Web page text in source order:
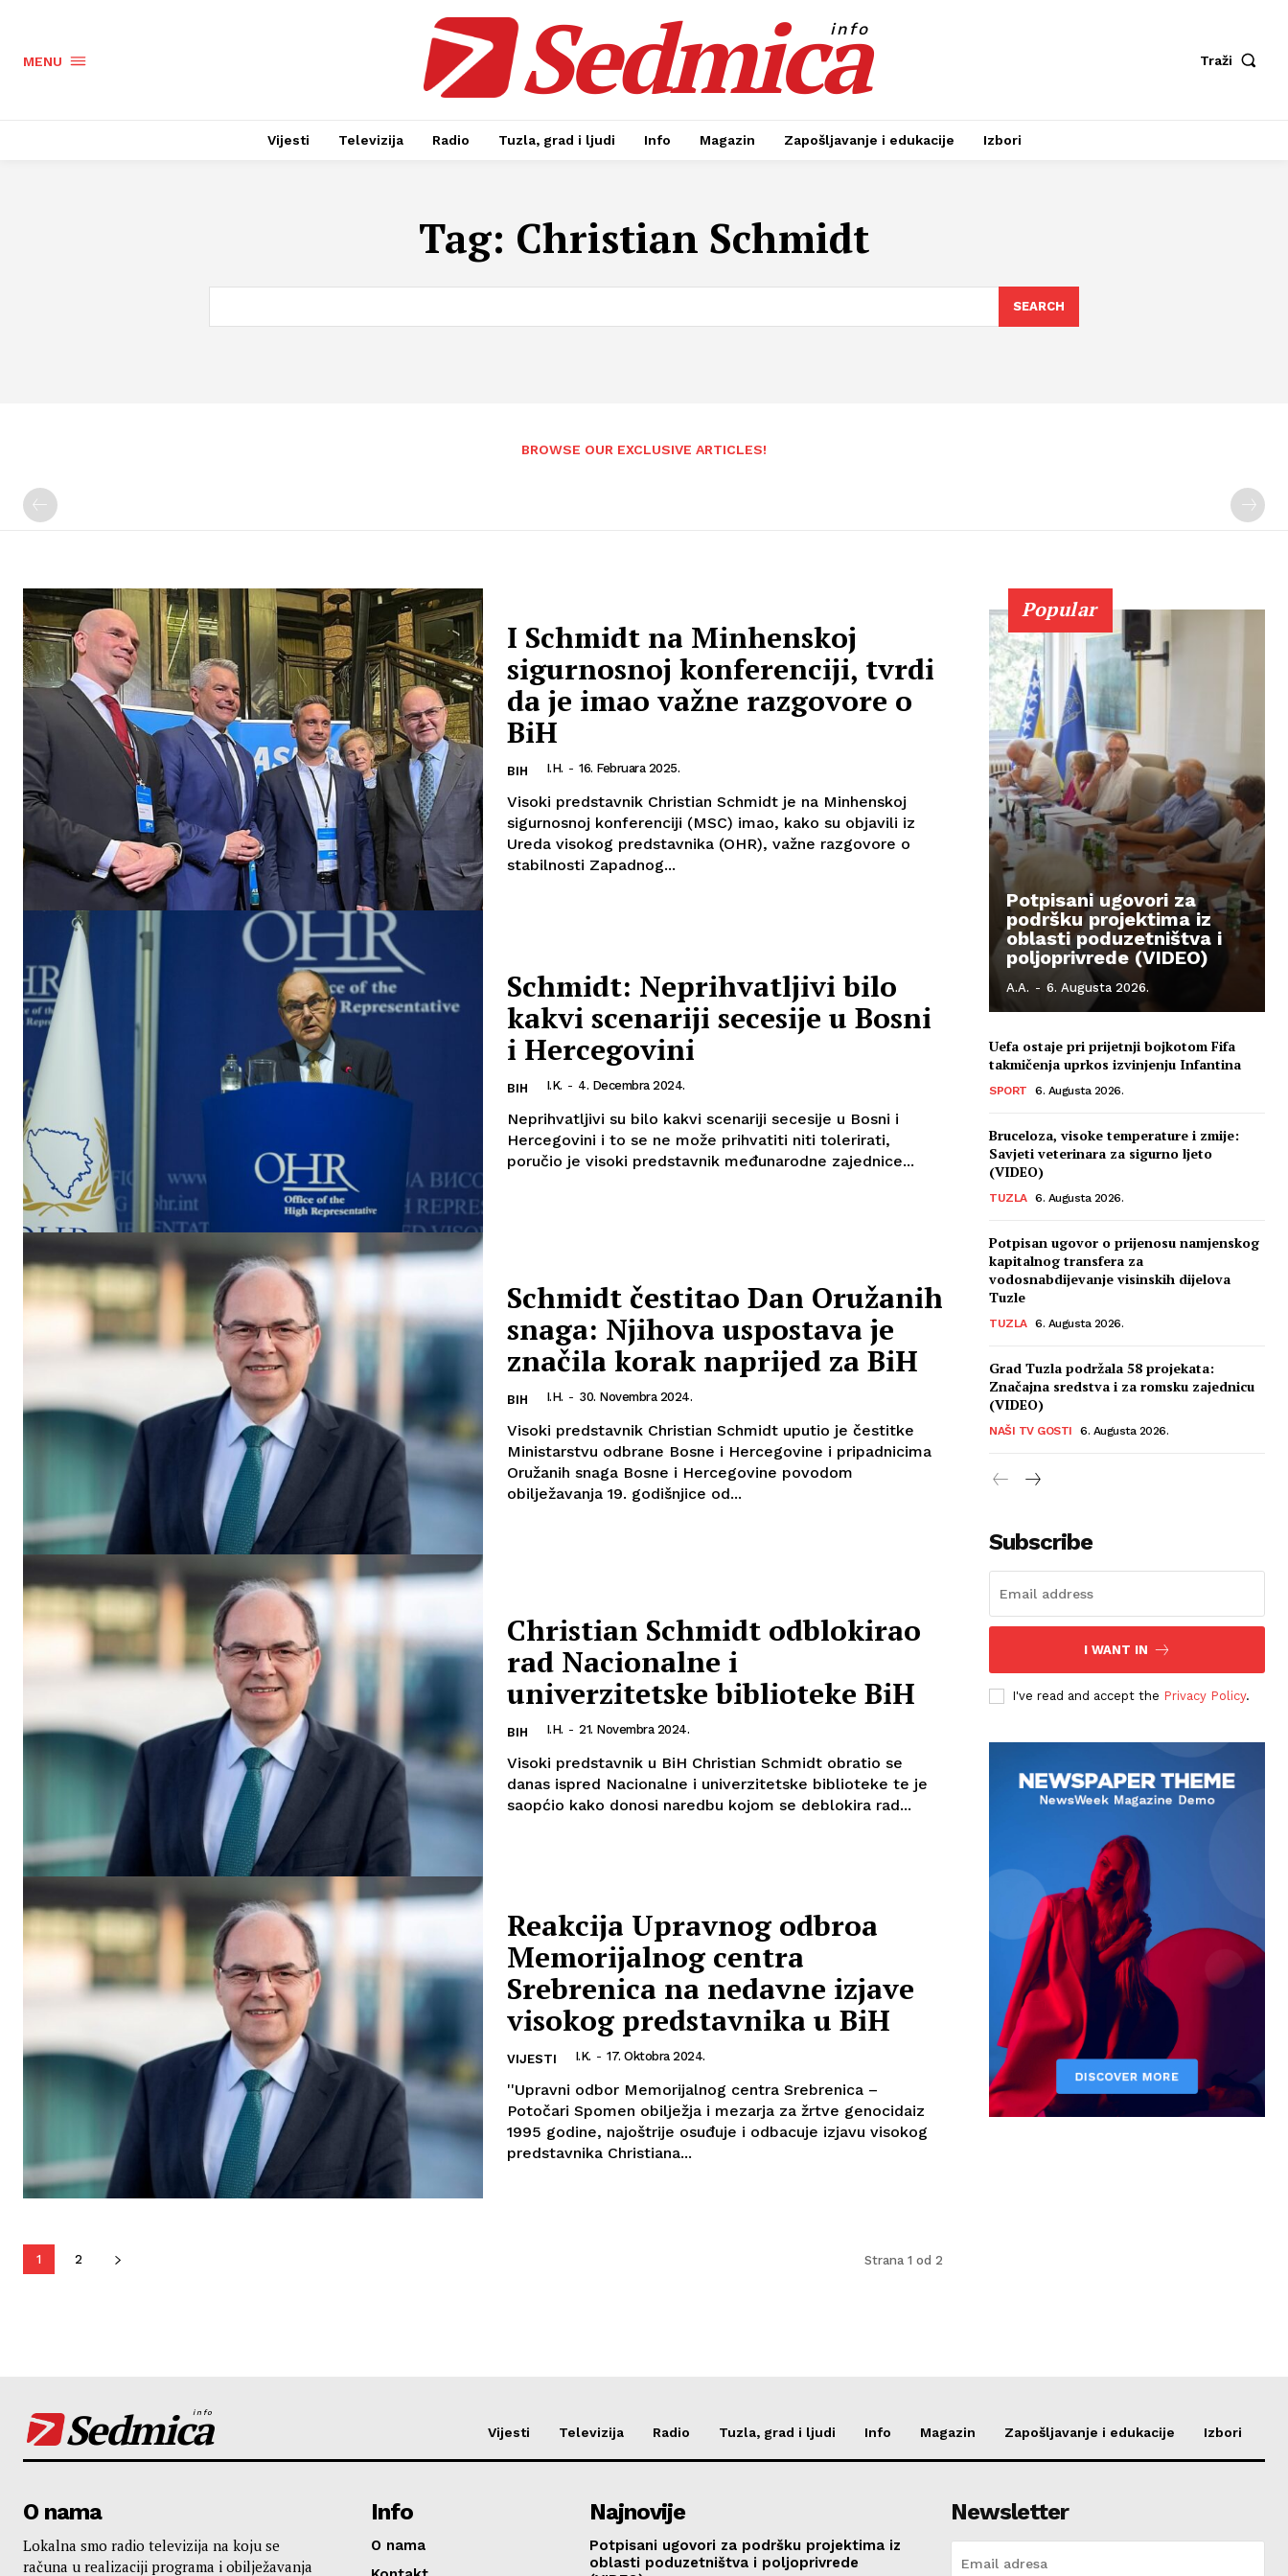
Info
O nama
Kontakt
Impressum
MENU Sedmica
info
Traži
Vijesti Televizija Radio Tuzla, grad i ljudi Info Magazin Zapošljavanje i edukacije Izbori
Tag: Christian Schmidt
SEARCH
BROWSE OUR EXCLUSIVE ARTICLES!
I Schmidt na Minhenskoj
sigurnosnoj konferenciji, tvrdi
da je imao važne razgovore o
BiH
BIH I.H. - 16. Februara 2025.
Visoki predstavnik Christian Schmidt je na Minhenskoj
sigurnosnoj konferenciji (MSC) imao, kako su objavili iz
Ureda visokog predstavnika (OHR), važne razgovore o
stabilnosti Zapadnog...
Schmidt: Neprihvatljivi bilo
kakvi scenariji secesije u Bosni
i Hercegovini
BIH I.K. - 4. Decembra 2024.
Neprihvatljivi su bilo kakvi scenariji secesije u Bosni i
Hercegovini i to se ne može prihvatiti niti tolerirati,
poručio je visoki predstavnik međunarodne zajednice...
Schmidt čestitao Dan Oružanih
snaga: Njihova uspostava je
značila korak naprijed za BiH
BIH I.H. - 30. Novembra 2024.
Visoki predstavnik Christian Schmidt uputio je čestitke
Ministarstvu odbrane Bosne i Hercegovine i pripadnicima
Oružanih snaga Bosne i Hercegovine povodom
obilježavanja 19. godišnjice od...
Christian Schmidt odblokirao
rad Nacionalne i
univerzitetske biblioteke BiH
BIH I.H. - 21. Novembra 2024.
Visoki predstavnik u BiH Christian Schmidt obratio se
danas ispred Nacionalne i univerzitetske biblioteke te je
saopćio kako donosi naredbu kojom se deblokira rad...
Reakcija Upravnog odbroa
Memorijalnog centra
Srebrenica na nedavne izjave
visokog predstavnika u BiH
VIJESTI I.K. - 17. Oktobra 2024.
''Upravni odbor Memorijalnog centra Srebrenica –
Potočari Spomen obilježja i mezarja za žrtve genocidaiz
1995 godine, najoštrije osuđuje i odbacuje izjavu visokog
predstavnika Christiana...
1 2 Strana 1 od 2
Popular
Potpisani ugovori za
podršku projektima iz
oblasti poduzetništva i
poljoprivrede (VIDEO)
A.A. - 6. Augusta 2026.
Uefa ostaje pri prijetnji bojkotom Fifa
takmičenja uprkos izvinjenju Infantina
SPORT 6. Augusta 2026.
Bruceloza, visoke temperature i zmije:
Savjeti veterinara za sigurno ljeto
(VIDEO)
TUZLA 6. Augusta 2026.
Potpisan ugovor o prijenosu namjenskog
kapitalnog transfera za
vodosnabdijevanje visinskih dijelova
Tuzle
TUZLA 6. Augusta 2026.
Grad Tuzla podržala 58 projekata:
Značajna sredstva i za romsku zajednicu
(VIDEO)
NAŠI TV GOSTI 6. Augusta 2026.
Subscribe
I WANT IN
I've read and accept the Privacy Policy.
Sedmica
info
Vijesti Televizija Radio Tuzla, grad i ljudi Info Magazin Zapošljavanje i edukacije Izbori
O nama
Lokalna smo radio televizija na koju se
računa u realizaciji programa i obilježavanja
Info
O nama
Najnovije
Potpisani ugovori za podršku projektima iz
oblasti poduzetništva i poljoprivrede
Newsletter